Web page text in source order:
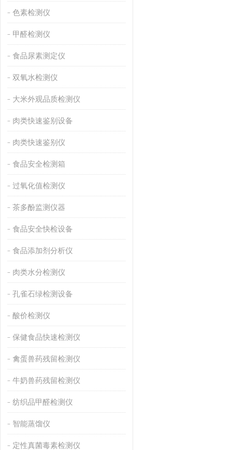
色素检测仪
甲醛检测仪
食品尿素测定仪
双氧水检测仪
大米外观品质检测仪
肉类快速鉴别设备
肉类快速鉴别仪
食品安全检测箱
过氧化值检测仪
茶多酚监测仪器
食品安全快检设备
食品添加剂分析仪
肉类水分检测仪
孔雀石绿检测设备
酸价检测仪
保健食品快速检测仪
禽蛋兽药残留检测仪
牛奶兽药残留检测仪
纺织品甲醛检测仪
智能蒸馏仪
定性真菌毒素检测仪